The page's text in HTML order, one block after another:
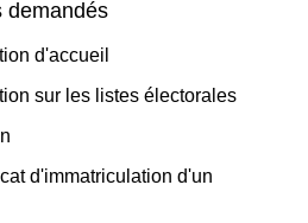
demandés
d'accueil
sur les listes électorales
d'immatriculation d'un